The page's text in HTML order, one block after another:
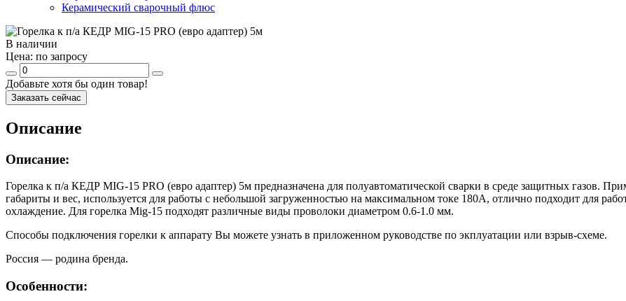
Керамический сварочный флюс
В наличии
Цена: по запросу
Добавьте хотя бы один товар!
Заказать сейчас
Описание
Описание:
Горелка к п/а КЕДР MIG-15 PRO (евро адаптер) 5м предназначена для полуавтоматической сварки в среде защитных газов.
габариты и вес, используется для работы с небольшой загруженностью на максимальном токе 180А, отлично подходит для
охлаждение. Для горелка Mig-15 подходят различные виды проволоки диаметром 0.6-1.0 мм.
Способы подключения горелки к аппарату Вы можете узнать в приложенном руководстве по экплуатации или взрыв-схеме.
Россия — родина бренда.
Особенности: